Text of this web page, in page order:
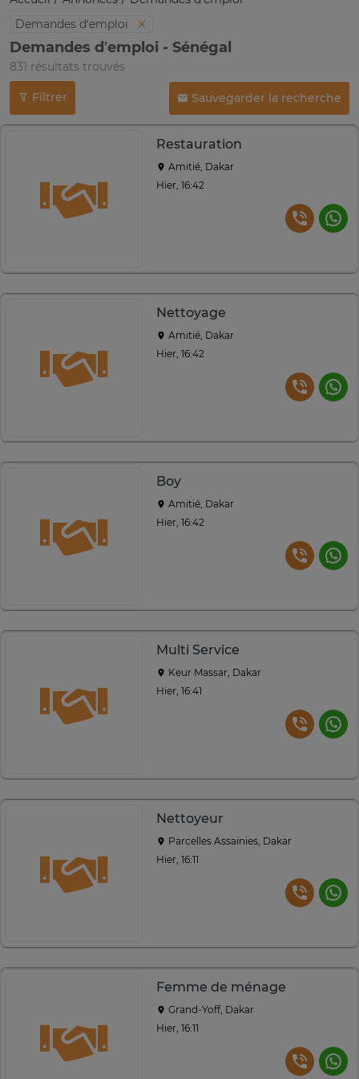
Demandes d’emploi
Demandes d’emploi - Sénégal
831 résultats trouvés
Filtrer Sauvegarder la recherche
Restauration
Amitié, Dakar
Hier, 16:42
Nettoyage
Amitié, Dakar
Hier, 16:42
Boy
Amitié, Dakar
Hier, 16:42
Multi Service
Keur Massar, Dakar
Hier, 16:41
Nettoyeur
Parcelles Assainies, Dakar
Hier, 16:11
Femme de ménage
Grand-Yoff, Dakar
Hier, 16:11